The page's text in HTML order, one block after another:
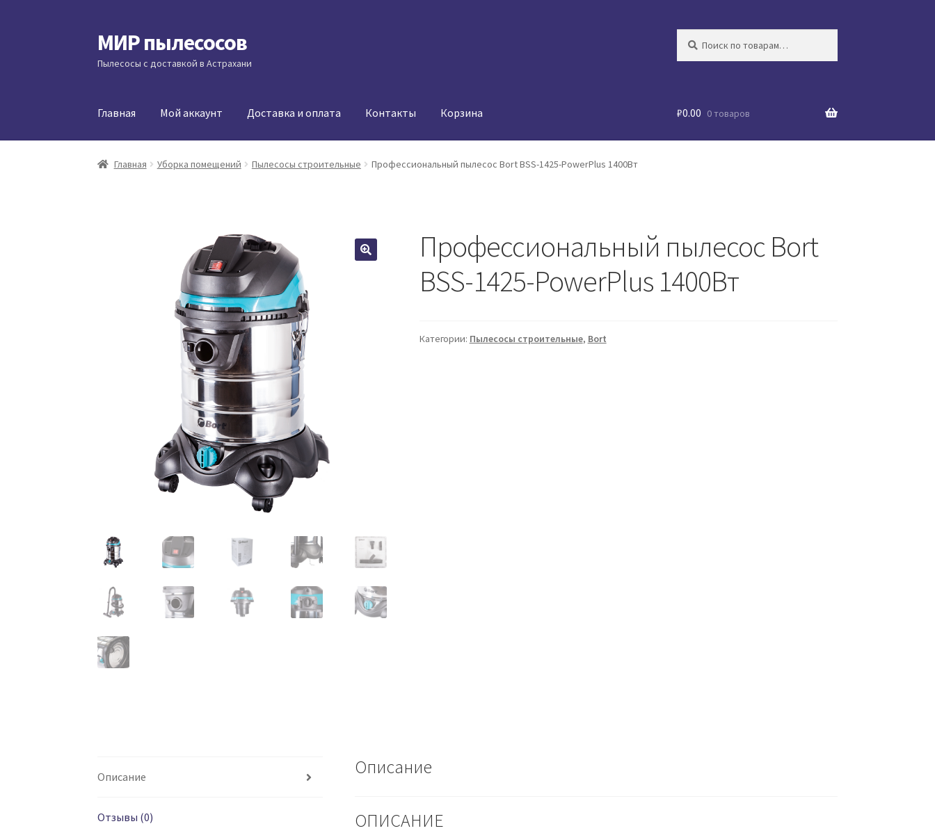
Перейти
к
навигации
Перейти
к
содержимому
МИР пылесосов
Пылесосы с доставкой в Астрахани
Главная Мой аккаунт Доставка и оплата Контакты Корзина ₽0.00 0 товаров
Главная Уборка помещений Пылесосы строительные Профессиональный пылесос Bort BSS-1425-PowerPlus 1400Вт
Профессиональный пылесос Bort
BSS-1425-PowerPlus 1400Вт
Категории: Пылесосы строительные, Bort
Описание
Отзывы (0)
Описание
ОПИСАНИЕ